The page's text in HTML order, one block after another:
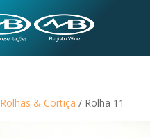
Rolhas & Cortiça / Rolha 11